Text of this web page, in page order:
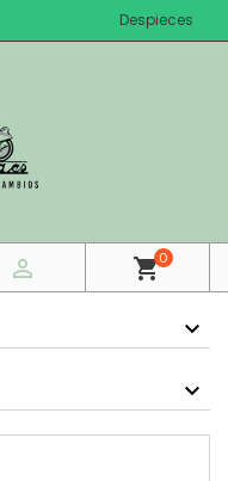
Despieces
 shopping_cart0